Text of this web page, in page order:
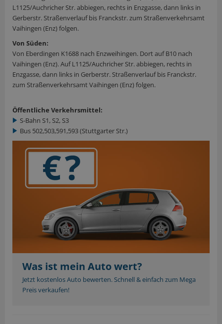
L1125/Auchricher Str. abbiegen, rechts in Enzgasse, dann links in
Gerberstr. Straßenverlauf bis Franckstr. zum Straßenverkehrsamt
Vaihingen (Enz) folgen.
Von Süden:
Von Eberdingen K1688 nach Enzweihingen. Dort auf B10 nach
Vaihingen (Enz). Auf L1125/Auchricher Str. abbiegen, rechts in
Enzgasse, dann links in Gerberstr. Straßenverlauf bis Franckstr.
zum Straßenverkehrsamt Vaihingen (Enz) folgen.
Öffentliche Verkehrsmittel:
S-Bahn S1, S2, S3
Bus 502,503,591,593 (Stuttgarter Str.)
Was ist mein Auto wert?
Jetzt kostenlos Auto bewerten. Schnell & einfach zum Mega
Preis verkaufen!